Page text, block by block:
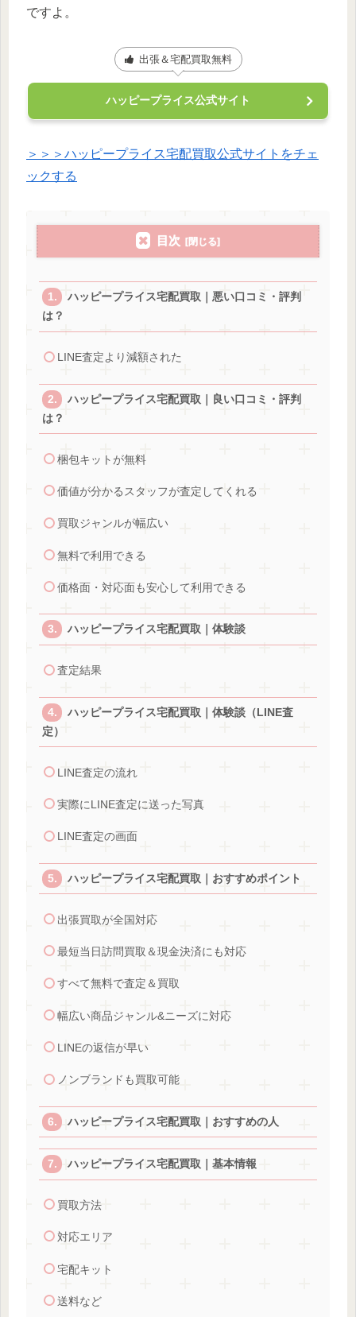
ですよ。
出張＆宅配買取無料
ハッピープライス公式サイト
＞＞＞ハッピープライス宅配買取公式サイトをチェ
ックする
目次
ハッピープライス宅配買取｜悪い口コミ・評判
は？
LINE査定より減額された
ハッピープライス宅配買取｜良い口コミ・評判
は？
梱包キットが無料
価値が分かるスタッフが査定してくれる
買取ジャンルが幅広い
無料で利用できる
価格面・対応面も安心して利用できる
ハッピープライス宅配買取｜体験談
査定結果
ハッピープライス宅配買取｜体験談（LINE査
定）
LINE査定の流れ
実際にLINE査定に送った写真
LINE査定の画面
ハッピープライス宅配買取｜おすすめポイント
出張買取が全国対応
最短当日訪問買取＆現金決済にも対応
すべて無料で査定＆買取
幅広い商品ジャンル&ニーズに対応
LINEの返信が早い
ノンブランドも買取可能
ハッピープライス宅配買取｜おすすめの人
ハッピープライス宅配買取｜基本情報
買取方法
対応エリア
宅配キット
送料など